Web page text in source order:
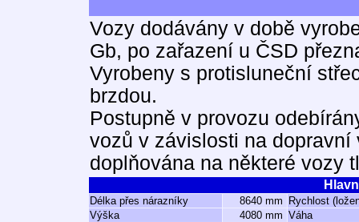
Vozy dodávány v době
Gb, po zařazení u ČSD
Vyrobeny s protisluneční
brzdou.
Postupně v provozu
vozů v závislosti na
doplňována na některé vozy
Délka přes nárazníky 8640 mm
Rychlost
Výška
4080 mm Váha